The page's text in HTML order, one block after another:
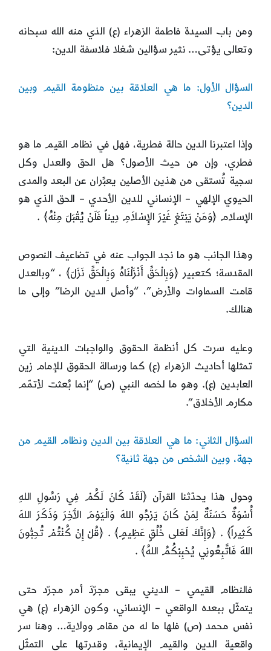
ومن باب السيدة فاطمة الزهراء (ع) الذي منه الله سبحانه
وتعالى يؤتى… نثير سؤالين شغلا فلاسفة الدين:
السؤال الأول: ما هي العلاقة بين منظومة القيم وبين
الدين؟
وإذا اعتبرنا الدين حالة فطرية، فهل في نظام القيم ما هو
فطري، وإن من حيث الأصول؟ هل الحق والعدل وكل
سجية تُستقى من هذين الأصلين يعبِّران عن البعد والمدى
الحيوي الإلهي – الإنساني للدين الأحدي – الحق الذي هو
الإسلام ﴿وَمَنْ يَبْتَغِ غَيْرَ الإِسْلاَمِ دِيناً فَلَنْ يُقْبَلَ مِنْهُ﴾ .
وهذا الجانب هو ما نجد الجواب عنه في تضاعيف النصوص
المقدسة؛ كتعبير ﴿وَبِالْحَقِّ أَنْزَلْنَاهُ وَبِالْحَقِّ نَزَلَ﴾ ، “وبالعدل
قامت السماوات والأرض”، “وأصل الدين الرضا” وإلى ما
هنالك.
وعليه سرت كل أنظمة الحقوق والواجبات الدينية التي
تمثلها أحاديث الزهراء (ع) كما ورسالة الحقوق للإمام زين
العابدين (ع). وهو ما لخصه النبي (ص) “إنما بُعثت لأتمّم
مكارم الأخلاق”.
السؤال الثاني: ما هي العلاقة بين الدين ونظام القيم من
جهة، وبين الشخص من جهة ثانية؟
وحول هذا يحدّثنا القرآن ﴿لَقَدْ كَانَ لَكُمْ فِي رَسُولِ اللهِ
أُسْوَةٌ حَسَنَةٌ لِمَنْ كَانَ يَرْجُو اللهَ وَالْيَوْمَ الآَخِرَ وَذَكَرَ اللهَ
كَثِيراً﴾ . ﴿وَإِنَّكَ لَعَلى خُلُقٍ عَظِيمٍ﴾ . ﴿قُلْ إِنْ كُنْتُمْ تُحِبُّونَ
اللهَ فَاتَّبِعُونِي يُحْبِبْكُمُ اللهُ﴾ .
فالنظام القيمي – الديني يبقى مجرّدَ أمر مجرّد حتى
يتمثّل ببعده الواقعي – الإنساني، وكون الزهراء (ع) هي
نفس محمد (ص) فلها ما له من مقام وولاية… وهنا سر
واقعية الدين والقيم الإيمانية، وقدرتها على التمثّل